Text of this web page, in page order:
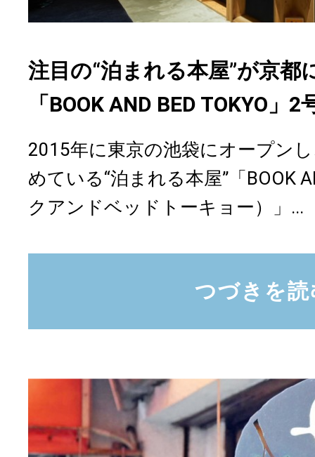
注目の“泊まれる本屋”が京都
「BOOK AND BED TOKYO」
2015年に東京の池袋にオープン
めている“泊まれる本屋”「BOOK
クアンドベッドトーキョー）」...
つづきを読